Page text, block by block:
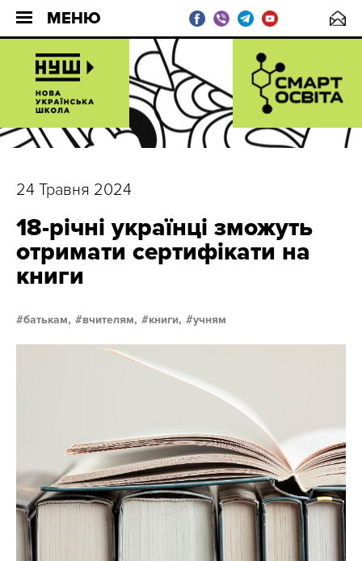
МЕНЮ
24 Травня 2024
18-річні українці зможуть
отримати сертифікати на
книги
батькам, вчителям, книги, учням